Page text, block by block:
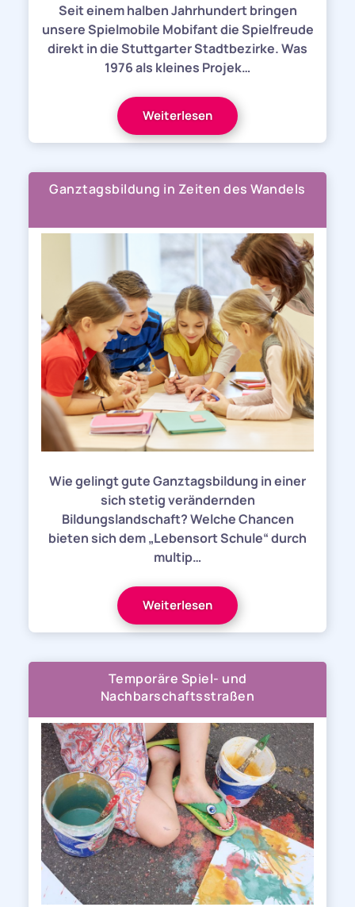
Seit einem halben Jahrhundert bringen
unsere Spielmobile Mobifant die Spielfreude
direkt in die Stuttgarter Stadtbezirke. Was
1976 als kleines Projek…
Weiterlesen
Ganztagsbildung in Zeiten des Wandels
Wie gelingt gute Ganztagsbildung in einer
sich stetig verändernden
Bildungslandschaft? Welche Chancen
bieten sich dem „Lebensort Schule“ durch
multip…
Weiterlesen
Temporäre Spiel- und
Nachbarschaftsstraßen